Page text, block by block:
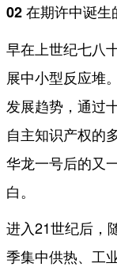
02 在期许中诞生
早在上世纪七八
展中小型反应堆
发展趋势，通过
自主知识产权的
华龙一号后的又
白。
进入21世纪后，
季集中供热、工